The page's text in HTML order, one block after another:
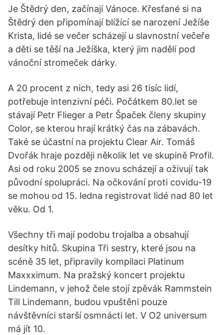
Je Štědrý den, začínají Vánoce. Křesťané si na
Štědrý den připomínají blížící se narození Ježíše
Krista, lidé se večer scházejí u slavnostní večeře
a děti se těší na Ježíška, který jim nadělí pod
vánoční stromeček dárky.
A 20 procent z nich, tedy asi 26 tisíc lidí,
potřebuje intenzivní péči. Počátkem 80.let se
stávají Petr Flieger a Petr Špaček členy skupiny
Color, se kterou hrají krátký čas na zábavách.
Také se účastní na projektu Clear Air. Tomáš
Dvořák hraje později několik let ve skupině Profil.
Asi od roku 2005 se znovu scházejí a oživují tak
původní spolupráci. Na očkování proti covidu-19
se mohou od 15. ledna registrovat lidé nad 80 let
věku. Od 1.
Všechny tři mají podobu trojalba a obsahují
desítky hitů. Skupina Tři sestry, které jsou na
scéně 35 let, připravily kompilaci Platinum
Maxxximum. Na pražský koncert projektu
Lindemann, v jehož čele stojí zpěvák Rammstein
Till Lindemann, budou vpuštěni pouze
návštěvníci starší osmnácti let. V O2 universum
má jít 10.